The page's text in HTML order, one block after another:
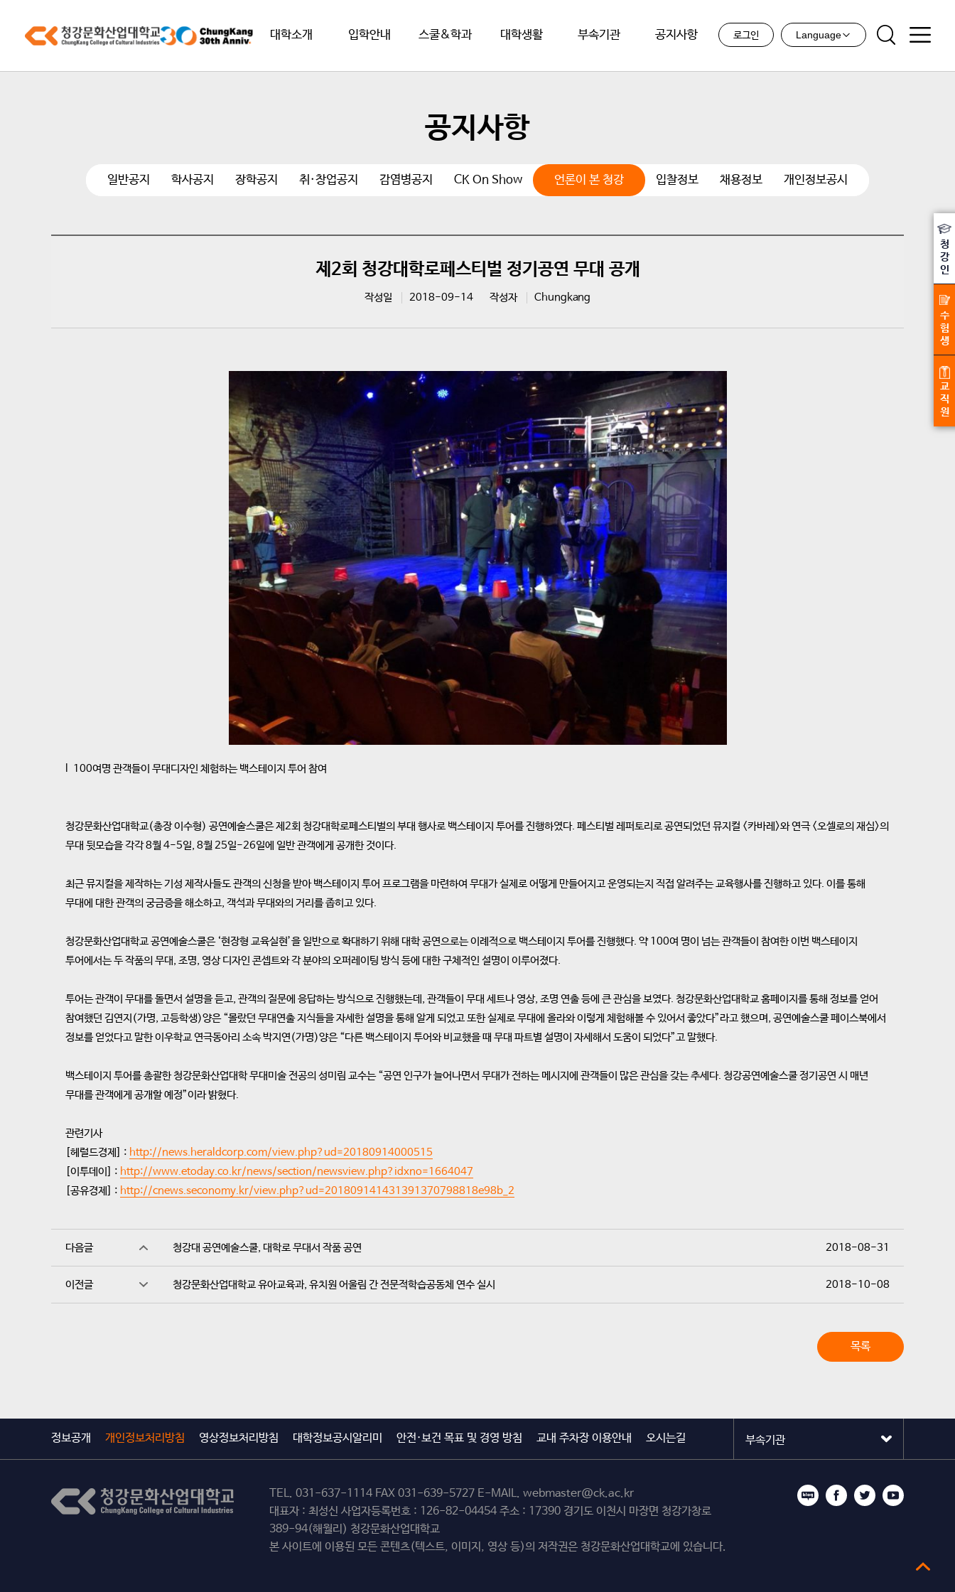
대학소개 입학안내 스쿨&학과 대학생활 부속기관 공지사항 로그인 Language
공지사항
일반공지 학사공지 장학공지 취·창업공지 감염병공지 CK On Show 언론이 본 청강 입찰정보 채용정보 개인정보공시
제2회 청강대학로페스티벌 정기공연 무대 공개
작성일 2018-09-14 작성자 Chungkang
l 100여명 관객들이 무대디자인 체험하는 백스테이지 투어 참여
청강문화산업대학교(총장 이수형) 공연예술스쿨은 제2회 청강대학로페스티벌의 부대 행사로 백스테이지 투어를 진행하였다. 페스티벌 레퍼토리로 공연되었던 뮤지컬 <카바레>와 연극 <오셀로의 재심>의
무대 뒷모습을 각각 8월 4-5일, 8월 25일-26일에 일반 관객에게 공개한 것이다.
최근 뮤지컬을 제작하는 기성 제작사들도 관객의 신청을 받아 백스테이지 투어 프로그램을 마련하여 무대가 실제로 어떻게 만들어지고 운영되는지 직접 알려주는 교육행사를 진행하고 있다. 이를 통해
무대에 대한 관객의 궁금증을 해소하고, 객석과 무대와의 거리를 좁히고 있다.
청강문화산업대학교 공연예술스쿨은 ‘현장형 교육실현’을 일반으로 확대하기 위해 대학 공연으로는 이례적으로 백스테이지 투어를 진행했다. 약 100여 명이 넘는 관객들이 참여한 이번 백스테이지
투어에서는 두 작품의 무대, 조명, 영상 디자인 콘셉트와 각 분야의 오퍼레이팅 방식 등에 대한 구체적인 설명이 이루어졌다.
투어는 관객이 무대를 돌면서 설명을 듣고, 관객의 질문에 응답하는 방식으로 진행했는데, 관객들이 무대 세트나 영상, 조명 연출 등에 큰 관심을 보였다. 청강문화산업대학교 홈페이지를 통해 정보를 얻어
참여했던 김연지(가명, 고등학생)양은 “몰랐던 무대연출 지식들을 자세한 설명을 통해 알게 되었고 또한 실제로 무대에 올라와 이렇게 체험해볼 수 있어서 좋았다”라고 했으며, 공연예술스쿨 페이스북에서
정보를 얻었다고 말한 이우학교 연극동아리 소속 박지연(가명)양은 “다른 백스테이지 투어와 비교했을 때 무대 파트별 설명이 자세해서 도움이 되었다”고 말했다.
백스테이지 투어를 총괄한 청강문화산업대학 무대미술 전공의 성미림 교수는 “공연 인구가 늘어나면서 무대가 전하는 메시지에 관객들이 많은 관심을 갖는 추세다. 청강공연예술스쿨 정기공연 시 매년
무대를 관객에게 공개할 예정”이라 밝혔다.
관련기사
[헤럴드경제] : http://news.heraldcorp.com/view.php?ud=20180914000515
[이투데이] : http://www.etoday.co.kr/news/section/newsview.php?idxno=1664047
[공유경제] : http://cnews.seconomy.kr/view.php?ud=201809141431391370798818e98b_2
다음글 청강대 공연예술스쿨, 대학로 무대서 작품 공연 2018-08-31
이전글 청강문화산업대학교 유아교육과, 유치원 어울림 간 전문적학습공동체 연수 실시 2018-10-08
목록
정보공개 개인정보처리방침 영상정보처리방침 대학정보공시알리미 안전·보건 목표 및 경영 방침 교내 주차장 이용안내 오시는길
TEL. 031-637-1114 FAX 031-639-5727 E-MAIL. webmaster@ck.ac.kr
대표자 : 최성신 사업자등록번호 : 126-82-04454 주소 : 17390 경기도 이천시 마장면 청강가창로
389-94(해월리) 청강문화산업대학교
본 사이트에 이용된 모든 콘텐츠(텍스트, 이미지, 영상 등)의 저작권은 청강문화산업대학교에 있습니다.
청
강
인
수
험
생
교
직
원